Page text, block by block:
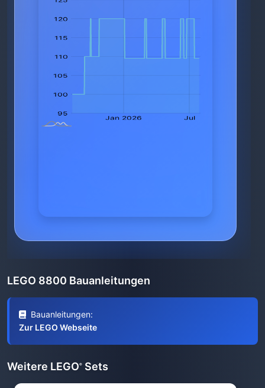
LEGO 8800 Bauanleitungen
Bauanleitungen:
Zur LEGO Webseite
Weitere LEGO® Sets